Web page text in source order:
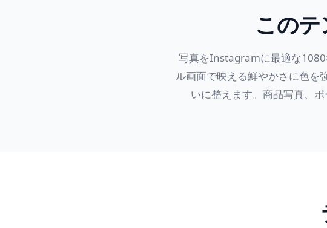
この
写真をInstagramに最適な
ル画面で映える鮮やかさに色を
いに整えます。商品写真、